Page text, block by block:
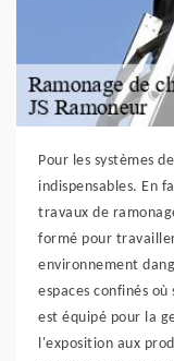
Pour les systèmes
indispensables. En
travaux de
formé pour
environnement
espaces confinés
est équipé pour la
l'exposition aux